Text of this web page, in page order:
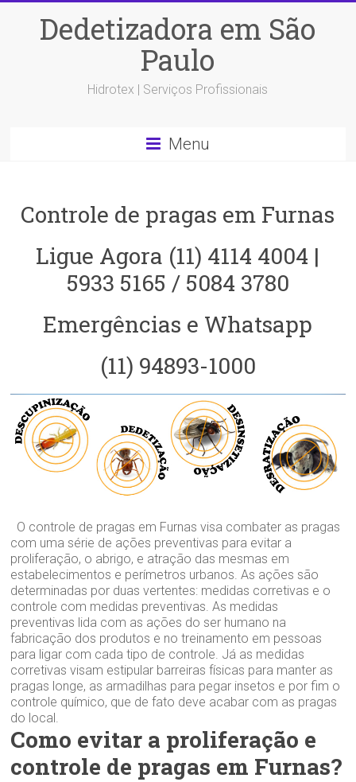
Dedetizadora em São
Paulo
Hidrotex | Serviços Profissionais
Menu
Controle de pragas em Furnas
Ligue Agora (11) 4114 4004 |
5933 5165 / 5084 3780
Emergências e Whatsapp
(11) 94893-1000
O controle de pragas em Furnas visa combater as pragas
com uma série de ações preventivas para evitar a
proliferação, o abrigo, e atração das mesmas em
estabelecimentos e perímetros urbanos. As ações são
determinadas por duas vertentes: medidas corretivas e o
controle com medidas preventivas. As medidas
preventivas lida com as ações do ser humano na
fabricação dos produtos e no treinamento em pessoas
para ligar com cada tipo de controle. Já as medidas
corretivas visam estipular barreiras físicas para manter as
pragas longe, as armadilhas para pegar insetos e por fim o
controle químico, que de fato deve acabar com as pragas
do local.
Como evitar a proliferação e
controle de pragas em Furnas?